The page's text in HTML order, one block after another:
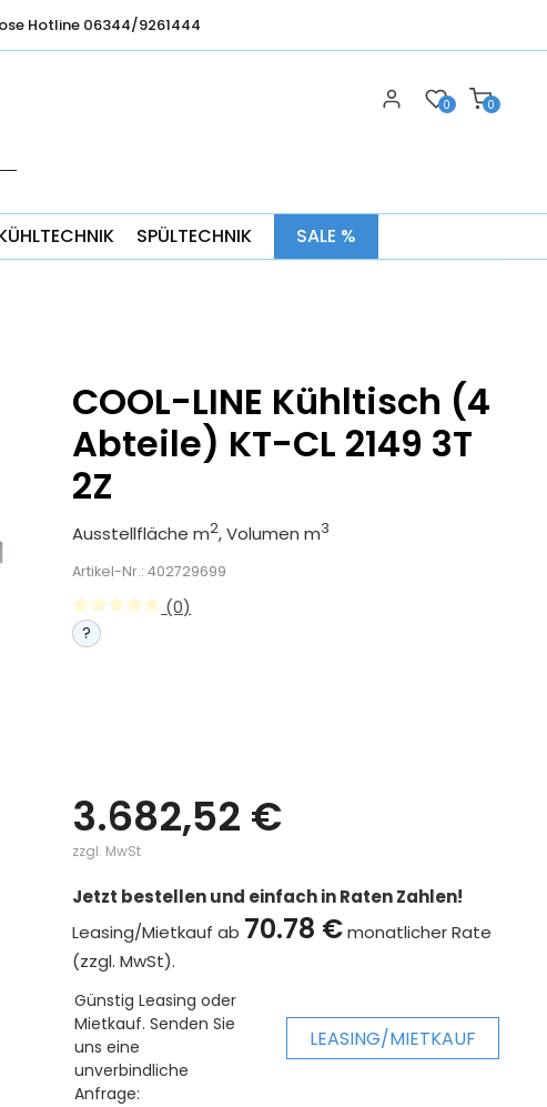
Hotline 06344/9261444
0
0
SPÜLTECHNIK SALE %
COOL-LINE Kühltisch (4
Abteile) KT-CL 2149 3T
2Z
Ausstellfläche m2, Volumen m3
Artikel-Nr.: 402729699
(0)
?
3.682,52 €
zzgl. MwSt
Jetzt bestellen und einfach in Raten Zahlen!
Leasing/Mietkauf ab 70.78 €monatlicher Rate
(zzgl. MwSt).
Günstig Leasing oder
Mietkauf. Senden Sie
uns eine
unverbindliche
Anfrage:
LEASING/MIETKAUF